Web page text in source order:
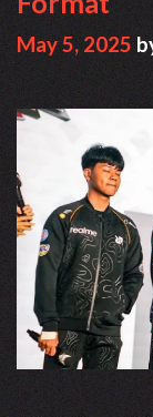
May 5, 2025